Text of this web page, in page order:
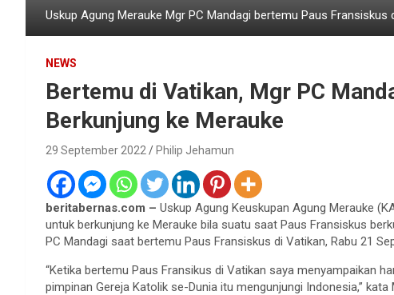
Uskup Agung Merauke Mgr PC Mandagi bertemu Paus
NEWS
Bertemu di Vatikan, Mgr PC
Berkunjung ke Merauke
29 September 2022 Philip Jehamun
beritabernas.com – Uskup Agung Keuskupan Agung Merauke
untuk berkunjung ke Merauke bila suatu saat Paus Fransiskus
PC Mandagi saat bertemu Paus Fransiskus di Vatikan, Rabu 21
“Ketika bertemu Paus Fransikus di Vatikan saya menyampaikan
pimpinan Gereja Katolik se-Dunia itu mengunjungi Indonesia,”